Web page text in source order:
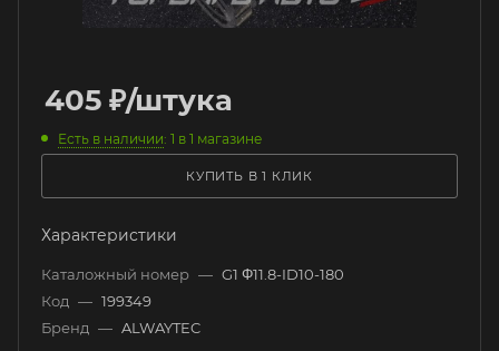
405 ₽/штука
Есть в наличии: 1 в 1 магазине
КУПИТЬ В 1 КЛИК
Характеристики
Каталожный номер — G1 Φ11.8-ID10-180
Код — 199349
Бренд — ALWAYTEC